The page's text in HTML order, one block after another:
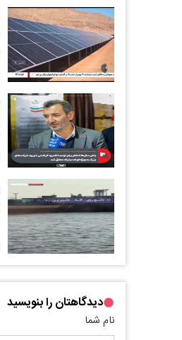
دیدگاهتان را بنویسید
نام شما